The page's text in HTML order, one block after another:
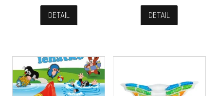
DETAIL DETAIL